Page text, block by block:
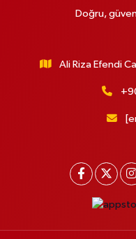
Doğru,
Ali Riza Efendi